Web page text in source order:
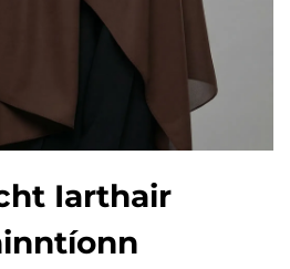
Iarthair